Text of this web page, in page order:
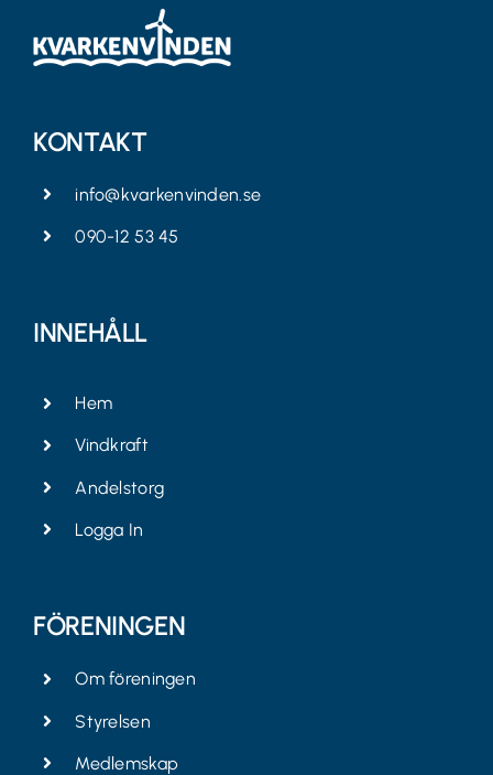
KONTAKT
info@kvarkenvinden.se
090-12 53 45
INNEHÅLL
Hem
Vindkraft
Andelstorg
Logga In
FÖRENINGEN
Om föreningen
Styrelsen
Medlemskap